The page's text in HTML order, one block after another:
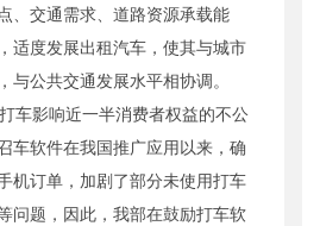
、交通需求、道路资源承载能
适度发展出租汽车，使其与城市
与公共交通发展水平相协调。
车影响近一半消费者权益的不公
车软件在我国推广应用以来，确
机订单，加剧了部分未使用打车
问题，因此，我部在鼓励打车软